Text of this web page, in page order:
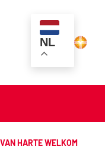
NL
HARTE WELKOM